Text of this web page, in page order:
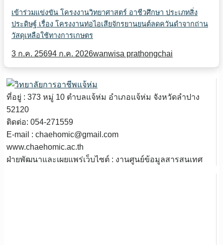
เข้าร่วมแข่งขัน โครงงานวิทยาศาสตร์ อาชีวศึกษา ประเภทสิ่ง
ประดิษฐ์ เรื่อง โครงงานท่อไอเสียจักรยานยนต์ลดควันดำจากถ่าน
วัสดุเหลือใช้ทางการเกษตร
3 ก.ค. 25694 ก.ค. 2026wanwisa prathongchai
ที่อยู่ : 373 หมู่ 10 ตำบลแจ้ห่ม อำเภอแจ้ห่ม จังหวัดลำปาง
52120
ติดต่อ: 054-271559
E-mail : chaehomic@gmail.com
www.chaehomic.ac.th
ฝ่ายพัฒนาและเผยแพร่เว็บไซต์ : งานศูนย์ข้อมูลสารสนเทศ